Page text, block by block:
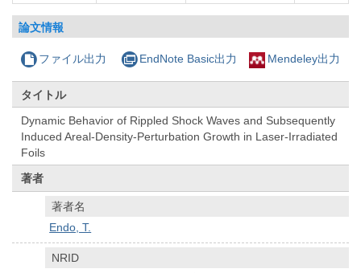
論文情報
ファイル出力 EndNote Basic出力 Mendeley出力
タイトル
Dynamic Behavior of Rippled Shock Waves and Subsequently
Induced Areal-Density-Perturbation Growth in Laser-Irradiated
Foils
著者
著者名
Endo, T.
NRID